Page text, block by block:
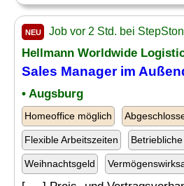
NEU Job vor 2 Std. bei
Hellmann Worldwide
Sales Manager im
• Augsburg
Homeoffice möglich
Flexible Arbeitszeiten
Weihnachtsgeld